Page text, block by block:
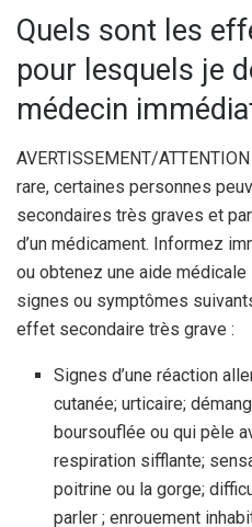
Quels sont les
pour lesquels je
médecin
AVERTISSEMENT/
rare, certaines personnes
secondaires très graves et
d’un médicament. Informez
ou obtenez une aide
signes ou symptômes
effet secondaire très grave :
Signes d’une réaction
cutanée; urticaire;
boursouflée ou qui pèle
respiration sifflante;
poitrine ou la gorge;
parler ; enrouement